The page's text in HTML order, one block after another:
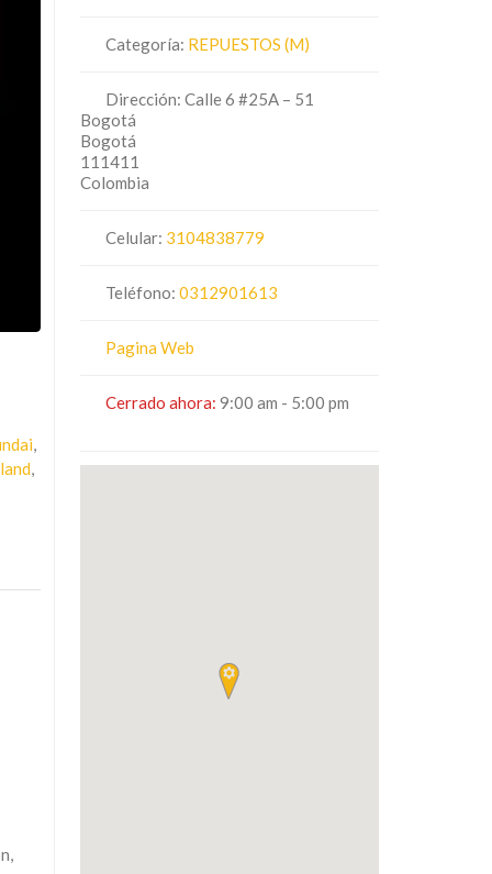
,
,
Categoría: REPUESTOS (M)
Dirección:Calle 6 #25A – 51
Bogotá
Bogotá
111411
Colombia
Celular: 3104838779
Teléfono:0312901613
Pagina Web
Cerrado ahora:9:00 am - 5:00 pm